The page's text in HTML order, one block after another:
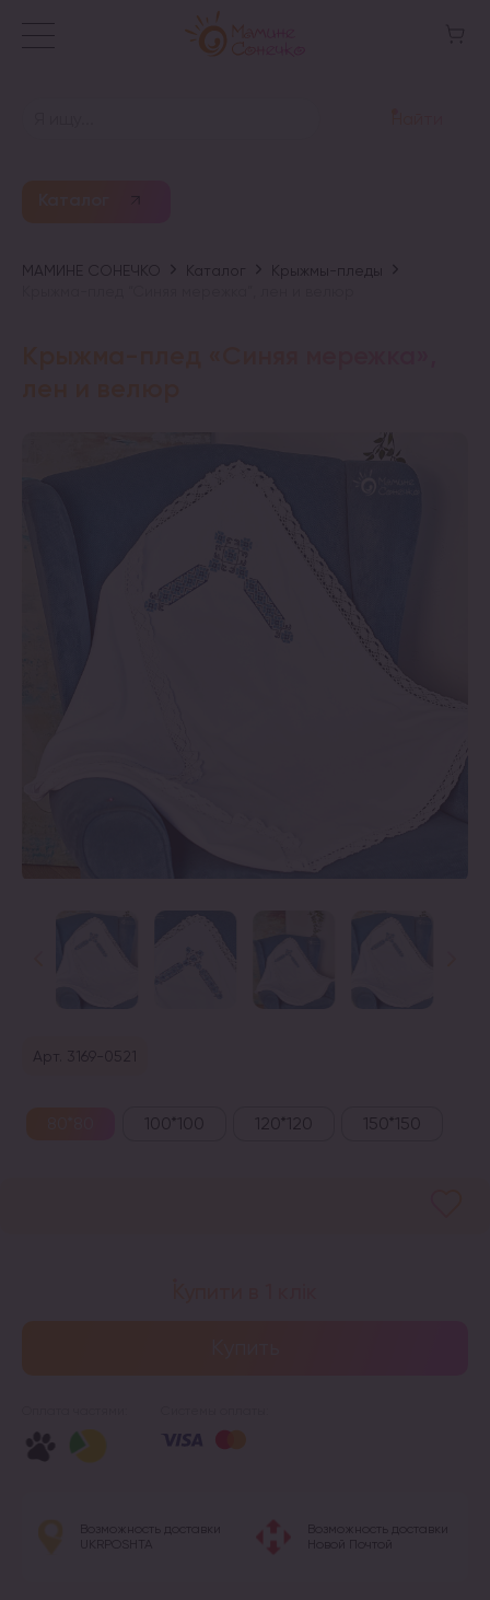
МАМИНЕ СОНЕЧКО Каталог
Крыжмы-пледы
Арт. 3169-0521
100*100 120*120 150*150
Возможность доставки
UKRPOSHTA
Возможность доставки
Новой Почтой